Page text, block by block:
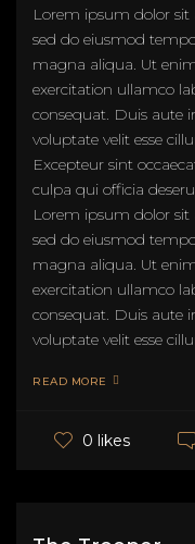
Lorem ipsum dolor sit
sed do eiusmod
magna aliqua. Ut
exercitation ullamco
consequat. Duis aute
voluptate velit esse
Excepteur sint
culpa qui officia
Lorem ipsum dolor sit
sed do eiusmod
magna aliqua. Ut
exercitation ullamco
consequat. Duis aute
voluptate velit esse
READ MORE
0 likes